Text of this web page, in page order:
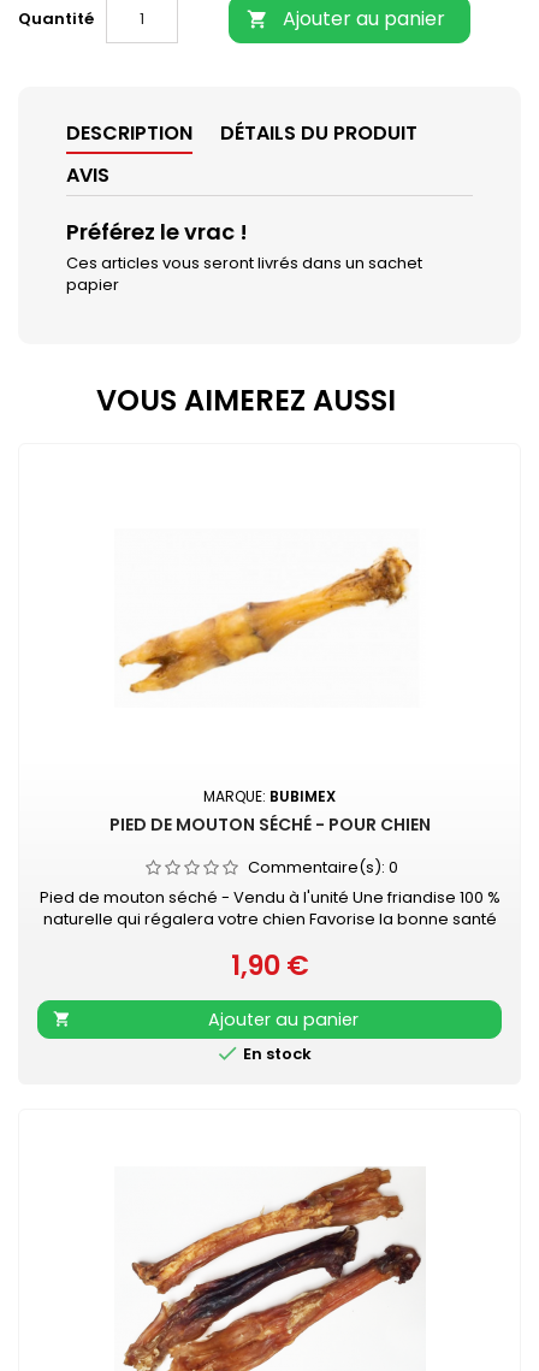
Quantité  Ajouter au panier
DESCRIPTION
DÉTAILS DU PRODUIT
AVIS
Préférez le vrac !
Ces articles vous seront livrés dans un sachet
papier
VOUS AIMEREZ AUSSI
MARQUE: BUBIMEX
PIED DE MOUTON SÉCHÉ - POUR CHIEN
Commentaire(s): 0
Pied de mouton séché - Vendu à l'unité Une friandise 100 %
naturelle qui régalera votre chien Favorise la bonne santé
de mastication...
Prix
1,90 €

Ajouter au panier
 En stock